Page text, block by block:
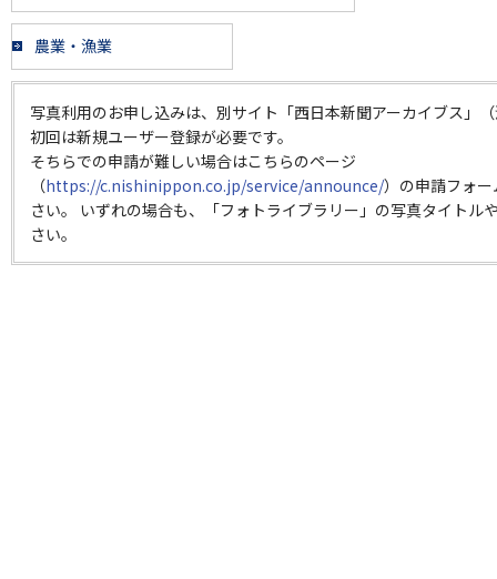
農業・漁業
写真利用のお申し込みは、別サイト「西日本新聞アーカイブス」
初回は新規ユーザー登録が必要です。
そちらでの申請が難しい場合はこちらのページ
（https://c.nishinippon.co.jp/service/announce/）の申請フォ
さい。 いずれの場合も、「フォトライブラリー」の写真タイトル
さい。